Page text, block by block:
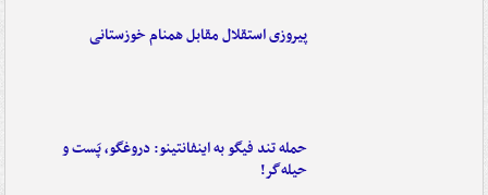
پیروزی استقلال مقابل همنام خوزستانی
حمله تند فیگو به اینفانتینو: دروغگو، پَست‌ و
حیله‌گر!